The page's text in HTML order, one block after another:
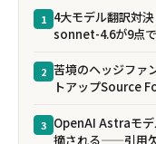
1 4大モデル翻訳対
sonnet-4.6が9点
2 苦境のヘッジファ
トアップSource
3 OpenAI Astraモデ
摘される——引用